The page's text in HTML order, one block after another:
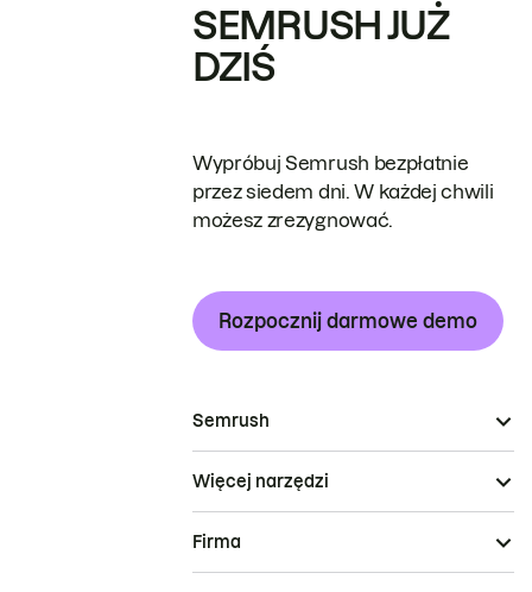
SEMRUSH JUŻ
DZIŚ
Wypróbuj Semrush bezpłatnie
przez siedem dni. W każdej chwili
możesz zrezygnować.
Rozpocznij darmowe demo
Semrush
Więcej narzędzi
Firma